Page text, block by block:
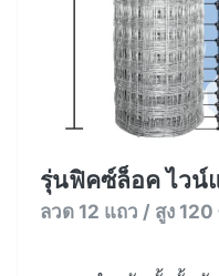
รุ่นฟิคซ์ล็อค ไวน์
ลวด 12 แถว / สูง